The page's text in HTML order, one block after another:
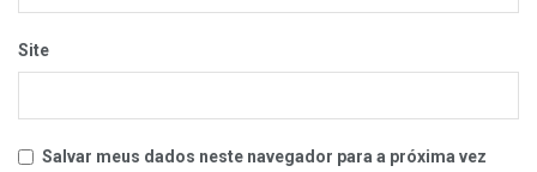
Site
Salvar meus dados neste navegador para a próxima vez